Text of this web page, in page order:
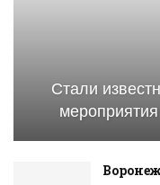
Стали